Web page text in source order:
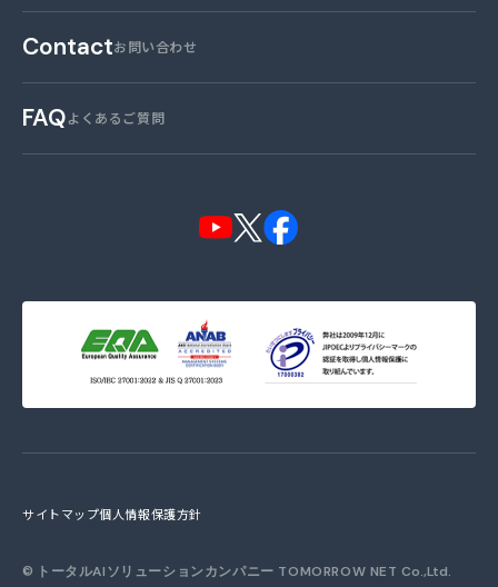
Contactお問い合わせ
FAQよくあるご質問
サイトマップ個人情報保護方針
© トータルAIソリューションカンパニー TOMORROW NET Co.,Ltd.